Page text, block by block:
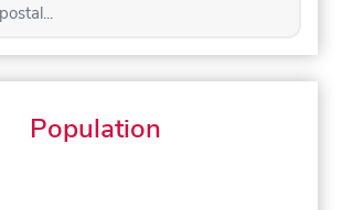
Population